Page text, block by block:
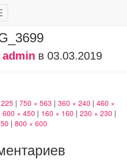
admin в 03.03.2019
| 750 × 563 | 360 × 240 | 460 ×
600 × 450 | 160 × 160 | 230 × 230 |
| 800 × 600